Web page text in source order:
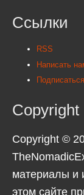
Ссылки
RSS
Написать
Copyright
Copyright ©
материалы и
этом сайте